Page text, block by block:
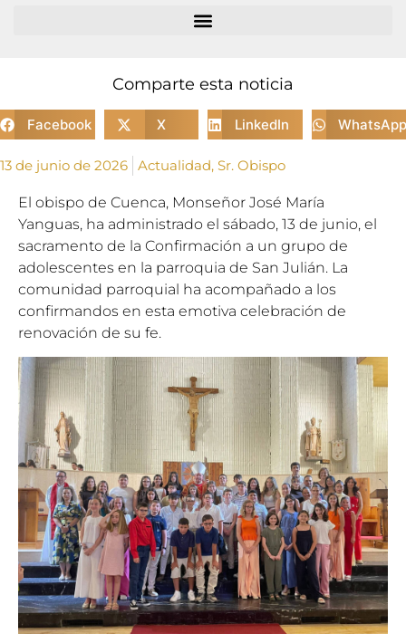
Comparte esta noticia
Facebook X LinkedIn WhatsApp
13 de junio de 2026 Actualidad, Sr. Obispo
El obispo de Cuenca, Monseñor José María
Yanguas, ha administrado el sábado, 13 de junio, el
sacramento de la Confirmación a un grupo de
adolescentes en la parroquia de San Julián. La
comunidad parroquial ha acompañado a los
confirmandos en esta emotiva celebración de
renovación de su fe.